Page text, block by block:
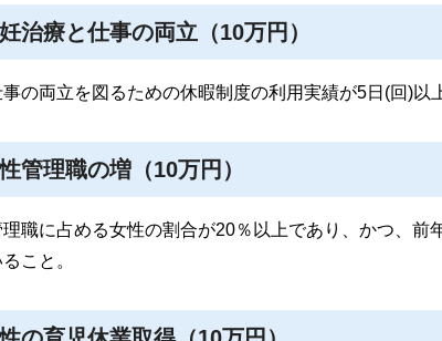
妊治療と仕事の両立（10万円）
の両立を図るための休暇制度の利用実績が5日(回)以
管理職の増（10万円）
職に占める女性の割合が20％以上であり、かつ、前
こと。